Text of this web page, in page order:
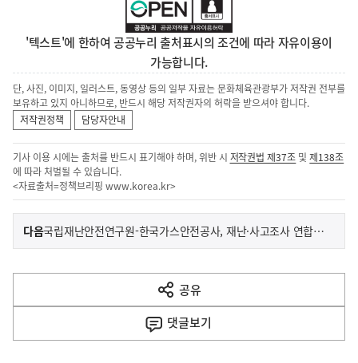
'텍스트'에 한하여 공공누리 출처표시의 조건에 따라 자유이용이
가능합니다.
단, 사진, 이미지, 일러스트, 동영상 등의 일부 자료는 문화체육관광부가 저작권 전부를
보유하고 있지 아니하므로, 반드시 해당 저작권자의 허락을 받으셔야 합니다.
저작권정책
담당자안내
기사 이용 시에는 출처를 반드시 표기해야 하며, 위반 시 저작권법 제37조 및제138조
에 따라 처벌될 수 있습니다.
<자료출처=정책브리핑 www.korea.kr>
이
전
다
음
다음기
사
국립재난안전연구원-한국가스안전공사, 재난·사고조사 연합컨퍼런스 개최
공유
열
기
댓글보기